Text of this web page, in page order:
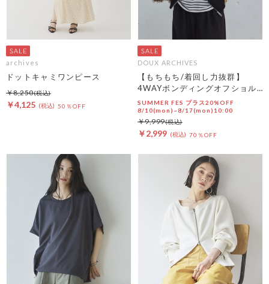
archives
ドットキャミワンピース
￥4,125 50％OFF
￥8,250
DOUX ARCHIVES
【もちもち/着回し力抜群】
4WAYボンディングオフショル
プルオーバー
SUMMER FES プラス20%OFF
8/10(mon)~8/17(mon)10:00
￥2,999 70％OFF
￥9,999